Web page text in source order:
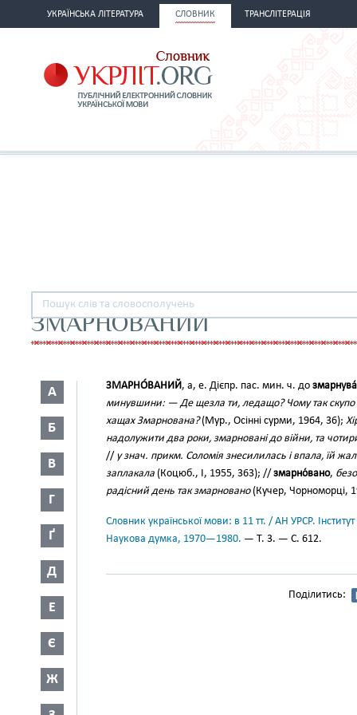
УКРАЇНСЬКА ЛІТЕРАТУРА СЛОВНИК ТРАНСЛІТЕРАЦІЯ
ЗМАРНОВАНИЙ
А
Б
В
Г
Ґ
Д
Е
Є
Ж
ЗМАРНО́ВАНИЙ, а, е. Дієпр. пас. мин. ч. до
минувшини: — Де щезла ти, ледащо? Чому так скупо
хащах Змарнована?(Мур., Осінні сурми, 1964, 36);
надолужити два роки, змарновані до війни, та
// у знач. прикм. Соломія знесилилась і впала, їй
заплакала (Коцюб., І, 1955, 363); // змарно́вано,
радісний день так змарновано(Кучер, Чорноморці,
Словник української мови: в 11 тт. / АН УРСР.
Наукова думка, 1970—1980. — Т. 3. — С. 612.
Поділитись: